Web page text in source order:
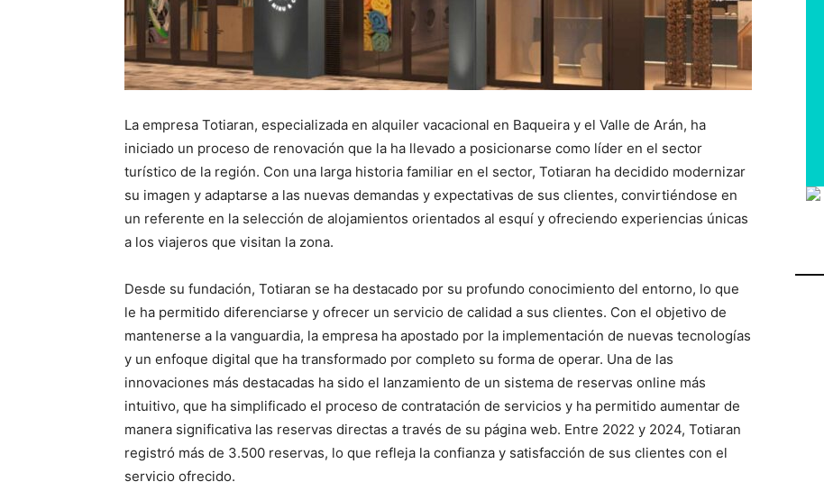
La empresa Totiaran, especializada en alquiler vacacional en Baqueira y el Valle de Arán, ha
iniciado un proceso de renovación que la ha llevado a posicionarse como líder en el sector
turístico de la región. Con una larga historia familiar en el sector, Totiaran ha decidido modernizar
su imagen y adaptarse a las nuevas demandas y expectativas de sus clientes, convirtiéndose en
un referente en la selección de alojamientos orientados al esquí y ofreciendo experiencias únicas
a los viajeros que visitan la zona.
Desde su fundación, Totiaran se ha destacado por su profundo conocimiento del entorno, lo que
le ha permitido diferenciarse y ofrecer un servicio de calidad a sus clientes. Con el objetivo de
mantenerse a la vanguardia, la empresa ha apostado por la implementación de nuevas tecnologías
y un enfoque digital que ha transformado por completo su forma de operar. Una de las
innovaciones más destacadas ha sido el lanzamiento de un sistema de reservas online más
intuitivo, que ha simplificado el proceso de contratación de servicios y ha permitido aumentar de
manera significativa las reservas directas a través de su página web. Entre 2022 y 2024, Totiaran
registró más de 3.500 reservas, lo que refleja la confianza y satisfacción de sus clientes con el
servicio ofrecido.